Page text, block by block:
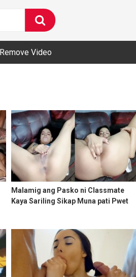
Video
Malamig ang Pasko ni Classmate
Kaya Sariling Sikap Muna pati Pwet